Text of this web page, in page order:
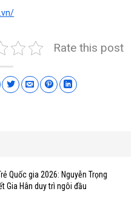
Rate this post
Quốc gia 2026: Nguyễn Trọng
Gia Hân duy trì ngôi đầu